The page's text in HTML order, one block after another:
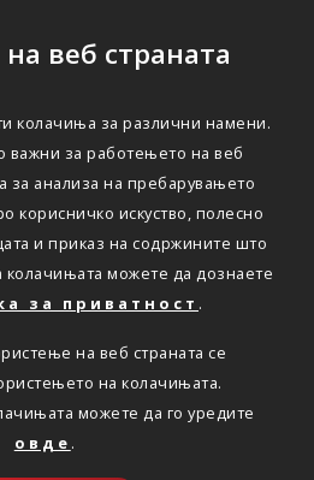
веб страната
колачиња за различни намени.
важни за работењето на веб
за анализа на пребарувањето
корисничко искуство, полесно
и приказ на содржините што
можете да дознаете
за приватност .
на веб страната се
на колачињата.
можете да го уредите
овде .